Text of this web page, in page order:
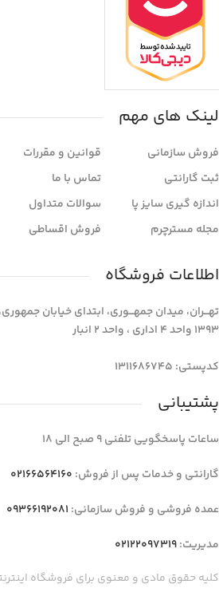
لینک های مهم
فروش سازمانی
ثبت گارانتی
اندازه گیری سایز پا
مجله مسترچرم
قوانین و مقررات
تماس با ما
سوالات متداول
فروش اقساطی
اطلاعات فروشگاه
تهـــران، میدان جمهـــوری، ابتدای خیابان
1393 واحد 4 اداری ، واحد 2 انبار
کدپستی: 1311686745
پشتیبانی
ساعات پاسخگویی تلفنی 9 صبح الی 18
گارانتی و خدمات پس از فروش: 02166564160
عمده فروشی و فروش سازمانی: 09366192081
مدیریت:02122097319
کلیه حقوق مادی و معنوی برای فروشگاه